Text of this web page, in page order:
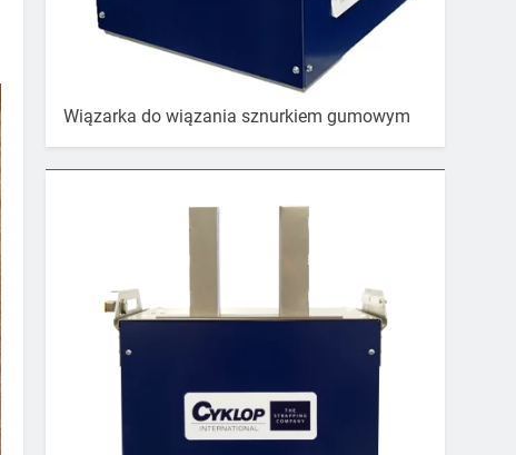
Wiązarka do wiązania sznurkiem gumowym